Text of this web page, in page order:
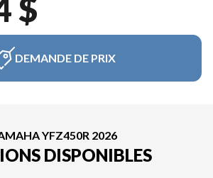
$
DEMANDE DE PRIX
YFZ450R 2026
DISPONIBLES